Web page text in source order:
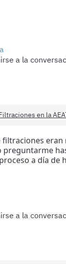
a la
en la
preguntarme
a día de
a la